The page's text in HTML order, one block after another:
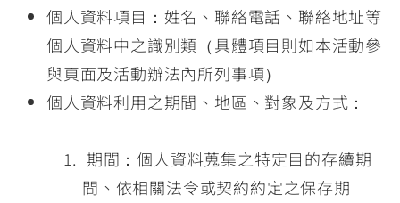
個人資料項目：姓名、聯絡電話、聯絡地址等
個人資料中之識別類（具體項目則如本活動參
與頁面及活動辦法內所列事項）
個人資料利用之期間、地區、對象及方式：
期間：個人資料蒐集之特定目的存續期
間、依相關法令或契約約定之保存期